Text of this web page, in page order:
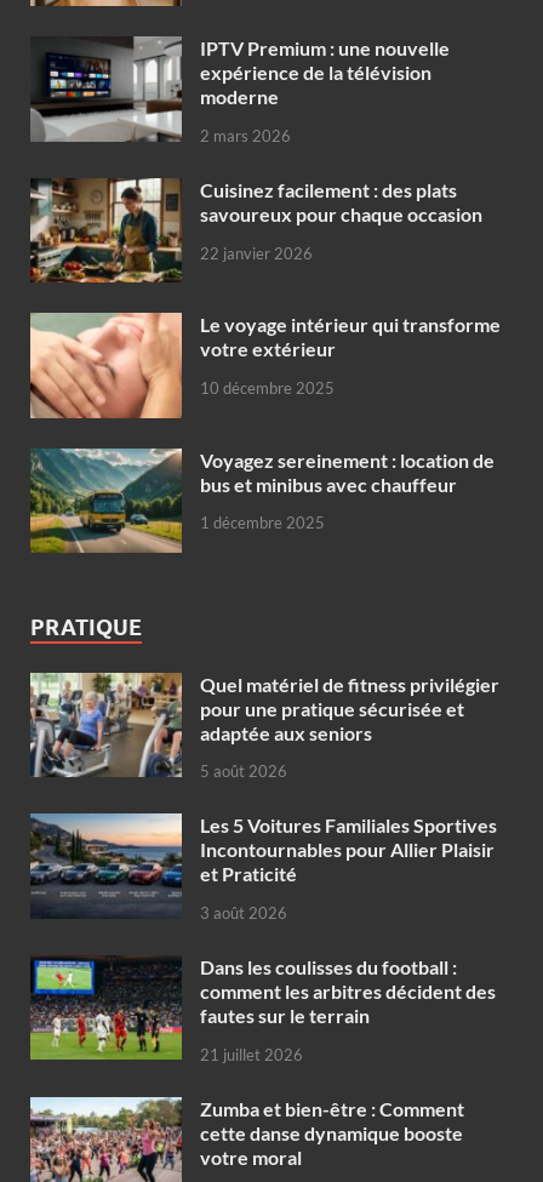
IPTV Premium : une nouvelle
expérience de la télévision
moderne
2 mars 2026
Cuisinez facilement : des plats
savoureux pour chaque occasion
22 janvier 2026
Le voyage intérieur qui transforme
votre extérieur
10 décembre 2025
Voyagez sereinement : location de
bus et minibus avec chauffeur
1 décembre 2025
PRATIQUE
Quel matériel de fitness privilégier
pour une pratique sécurisée et
adaptée aux seniors
5 août 2026
Les 5 Voitures Familiales Sportives
Incontournables pour Allier Plaisir
et Praticité
3 août 2026
Dans les coulisses du football :
comment les arbitres décident des
fautes sur le terrain
21 juillet 2026
Zumba et bien-être : Comment
cette danse dynamique booste
votre moral